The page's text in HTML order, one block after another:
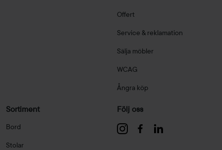
Offert
Service & reklamation
Sälja möbler
WCAG
Ångra köp
Sortiment
Bord
Stolar
Följ oss